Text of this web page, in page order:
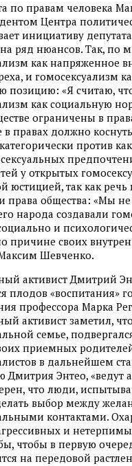
по правам человека
Центра
инициативу
ряд нюансов. Так, по
как напряженное
и гомосексуализм
позицию: «Я считаю,
как социальную
ограничены в
правах должно
против
у открытых
юстицией, так как речь
права общества: «Мы
народа создавали
и
причине своих
Шевченко.
активист Дмитрий
плодов «воспитания»
профессора Марка
активист заметил,
семье,
приемных
в дальнейшем
Энтео, «ведут
что люди,
выбор между
контактами.
и
чтобы в первую
на передовой